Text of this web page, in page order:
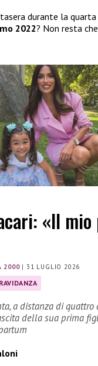
durante la
2022? Non resta
«Il
2000|31 LUGLIO 2026
a distanza di
della sua prima